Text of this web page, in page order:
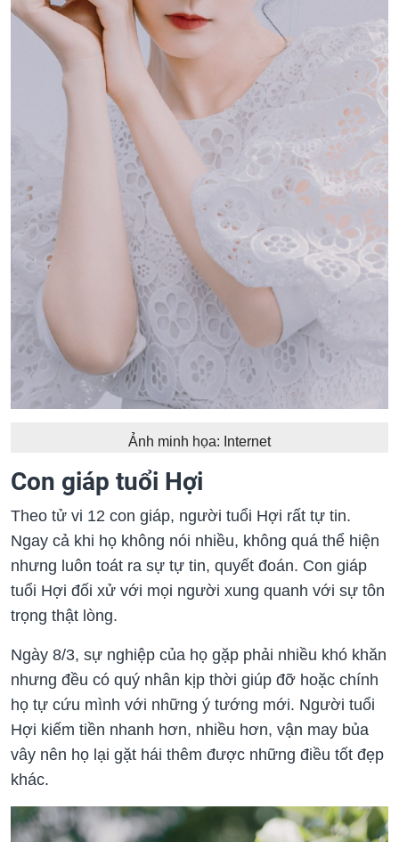
Ảnh minh họa: Internet
Con giáp tuổi Hợi
Theo tử vi 12 con giáp, người tuổi Hợi rất tự tin.
Ngay cả khi họ không nói nhiều, không quá thể hiện
nhưng luôn toát ra sự tự tin, quyết đoán. Con giáp
tuổi Hợi đối xử với mọi người xung quanh với sự tôn
trọng thật lòng.
Ngày 8/3, sự nghiệp của họ gặp phải nhiều khó khăn
nhưng đều có quý nhân kịp thời giúp đỡ hoặc chính
họ tự cứu mình với những ý tướng mới. Người tuổi
Hợi kiếm tiền nhanh hơn, nhiều hơn, vận may bủa
vây nên họ lại gặt hái thêm được những điều tốt đẹp
khác.